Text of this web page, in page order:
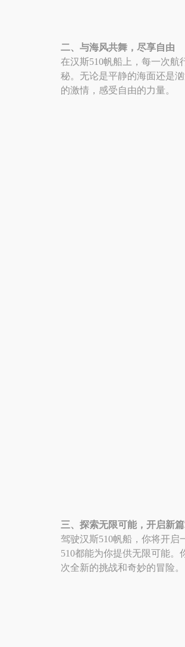
二、与海风共舞，尽享自由
在汉斯510帆船上，每一次航
秘。无论是平静的海面还是
的激情，感受自由的力量。
三、探索无限可能，开启新
驾驶汉斯510帆船，你将开
510都能为你提供无限可能
次全新的挑战和奇妙的冒险。